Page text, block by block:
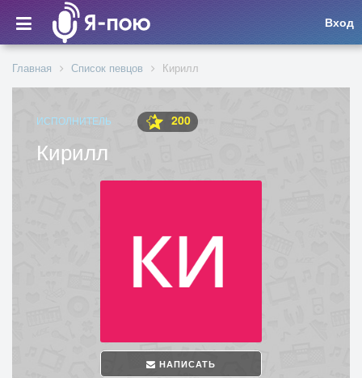
Вход
Главная Список певцов Кирилл
ИСПОЛНИТЕЛЬ 200
Кирилл
НАПИСАТЬ